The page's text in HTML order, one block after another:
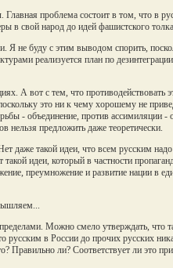
проблема состоит в том, что в
в свой народ до идей фашистского толка.
Я не буду с этим выводом спорить,
реализуется план по
А вот с тем, что противодействовать
это ни к чему хорошему не
- объединение, против ассимиляции -
нельзя предложить даже теоретически.
даже такой идеи, что всем русским надо
идеи, который в частности
преумножение и развитие нации в
Можно смело утверждать, что
русским в России до прочих русских
Правильно ли? Соответствует ли это